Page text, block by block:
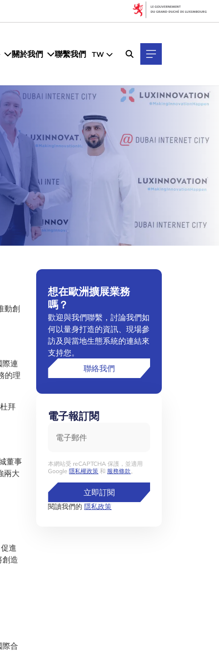
關於我們 聯繫我們 TW
動創
際連
的理
拜
董事
兩大
進
創造
際合
想在歐洲擴展業務
嗎？
歡迎與我們聯繫，討論我們如
何以量身打造的資訊、現場參
訪及與當地生態系統的連結來
支持您。
聯絡我們
電子報訂閱
本網站受 reCAPTCHA 保護，並適用
Google隱私權政策 和 服務條款。
立即訂閱
閱讀我們的隱私政策